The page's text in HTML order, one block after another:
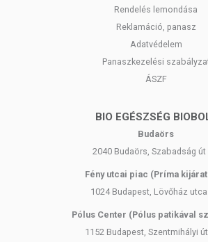
Rendelés lemondása
Reklamáció, panasz
Adatvédelem
Panaszkezelési
ÁSZF
BIO EGÉSZSÉG
Budaörs
2040 Budaörs, Szabadság út
Fény utcai piac (Príma
1024 Budapest, Lövőház utca
Pólus Center (Pólus patikával
1152 Budapest, Szentmihályi